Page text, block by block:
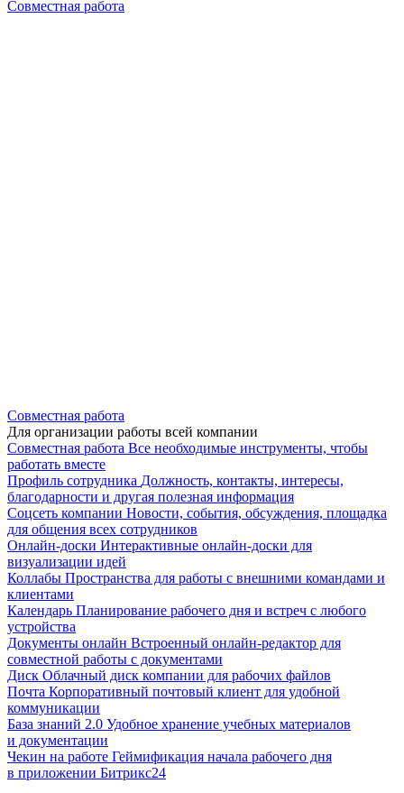
Совместная работа
Совместная работа
Для организации работы всей компании
Совместная работа Все необходимые инструменты, чтобы
работать вместе
Профиль сотрудника Должность, контакты, интересы,
благодарности и другая полезная информация
Соцсеть компании Новости, события, обсуждения, площадка
для общения всех сотрудников
Онлайн-доски Интерактивные онлайн-доски для
визуализации идей
Коллабы Пространства для работы с внешними командами и
клиентами
Календарь Планирование рабочего дня и встреч с любого
устройства
Документы онлайн Встроенный онлайн-редактор для
совместной работы с документами
Диск Облачный диск компании для рабочих файлов
Почта Корпоративный почтовый клиент для удобной
коммуникации
База знаний 2.0 Удобное хранение учебных материалов
и документации
Чекин на работе Геймификация начала рабочего дня
в приложении Битрикс24